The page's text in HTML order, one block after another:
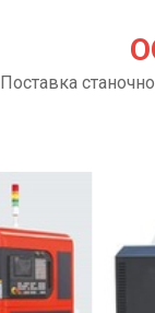
Поставка